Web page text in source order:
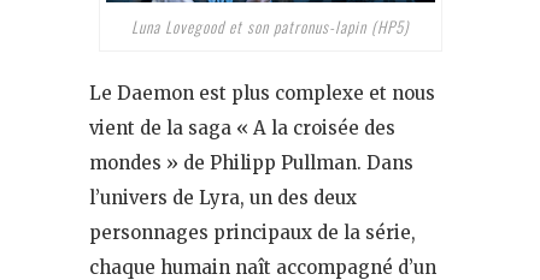
Luna Lovegood et son patronus-lapin (HP5)
Le Daemon est plus complexe et nous
vient de la saga « A la croisée des
mondes » de Philipp Pullman. Dans
l’univers de Lyra, un des deux
personnages principaux de la série,
chaque humain naît accompagné d’un